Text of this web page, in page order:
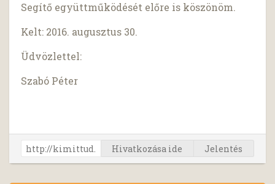
Segítő együttműködését előre is köszönöm.
Kelt: 2016. augusztus 30.
Üdvözlettel:
Szabó Péter
Hivatkozása ide Jelentés